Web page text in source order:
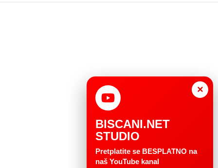
×
BISCANI.NET
STUDIO
Pretplatite se BESPLATNO na
naš YouTube kanal